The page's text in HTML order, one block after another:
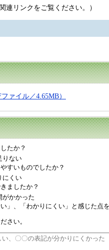
ンクをご覧ください。）
ァイル／4.65MB）
たか？
りない
すいものでしたか？
にくい
ましたか？
がかかった
」、「わかりにくい」と感じた点
さい。